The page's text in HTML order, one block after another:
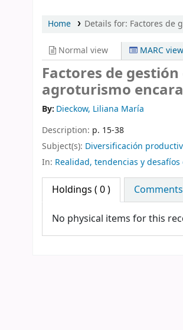
Home Details for: Factores de
Normal view MARC view
Factores de
agroturismo
By: Dieckow, Liliana María
Description: p. 15-38
Subject(s): Diversificación
In: Realidad, tendencias y
Holdings ( 0 )
No physical items for this